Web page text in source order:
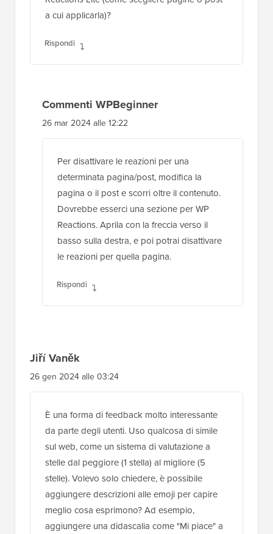
a cui applicarla)?
Rispondi
Commenti WPBeginner
26 mar 2024 alle 12:22
Per disattivare le reazioni per una
determinata pagina/post, modifica la
pagina o il post e scorri oltre il contenuto.
Dovrebbe esserci una sezione per WP
Reactions. Aprila con la freccia verso il
basso sulla destra, e poi potrai disattivare
le reazioni per quella pagina.
Rispondi
Jiří Vaněk
26 gen 2024 alle 03:24
È una forma di feedback molto interessante
da parte degli utenti. Uso qualcosa di simile
sul web, come un sistema di valutazione a
stelle dal peggiore (1 stella) al migliore (5
stelle). Volevo solo chiedere, è possibile
aggiungere descrizioni alle emoji per capire
meglio cosa esprimono? Ad esempio,
aggiungere una didascalia come "Mi piace" a